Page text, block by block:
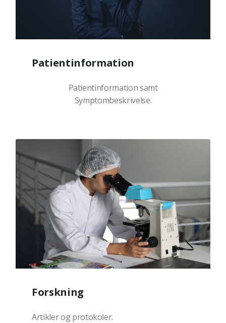
Patientinformation
Patientinformation samt
Symptombeskrivelse.
Forskning
Artikler og protokoler.